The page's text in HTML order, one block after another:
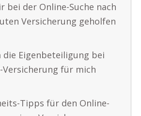
bei der Online-Suche nach
Versicherung geholfen
die Eigenbeteiligung bei
Versicherung für mich
Tipps für den Online-